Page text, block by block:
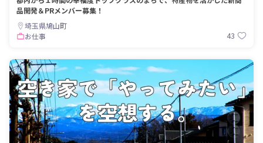
品開発＆PRメンバー募集！
埼玉県鳩山町
お仕事
43